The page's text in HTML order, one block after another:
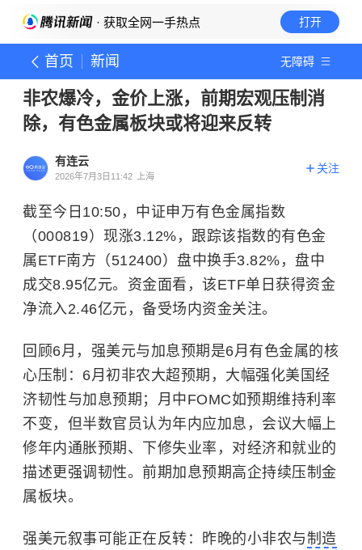
· 获取全网一手热点 打开
首页 新闻 无障碍
非农爆冷，金价上涨，前期宏观压制消
除，有色金属板块或将迎来反转
有连云
2026年7月3日11:42 上海
关注
截至今日10:50，中证申万有色金属指数
（000819）现涨3.12%，跟踪该指数的有色金
属ETF南方（512400）盘中换手3.82%，盘中
成交8.95亿元。资金面看，该ETF单日获得资金
净流入2.46亿元，备受场内资金关注。
回顾6月，强美元与加息预期是6月有色金属的核
心压制：6月初非农大超预期，大幅强化美国经
济韧性与加息预期；月中FOMC如预期维持利率
不变，但半数官员认为年内应加息，会议大幅上
修年内通胀预期、下修失业率，对经济和就业的
描述更强调韧性。前期加息预期高企持续压制金
属板块。
强美元叙事可能正在反转：昨晚的小非农与制造